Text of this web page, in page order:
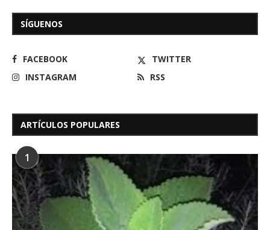
SÍGUENOS
FACEBOOK
TWITTER
INSTAGRAM
RSS
ARTÍCULOS POPULARES
1